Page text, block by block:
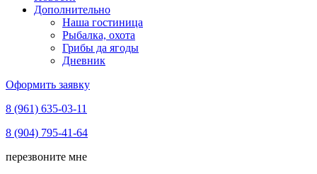
Дополнительно
Наша гостиница
Рыбалка, охота
Грибы да ягоды
Дневник
Оформить заявку
8 (961) 635-03-11
8 (904) 795-41-64
перезвоните мне